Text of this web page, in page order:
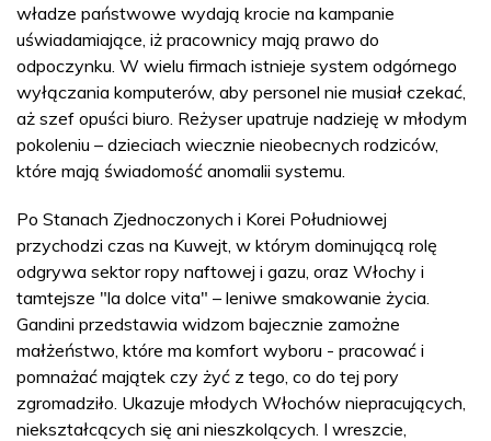
władze państwowe wydają krocie na kampanie
uświadamiające, iż pracownicy mają prawo do
odpoczynku. W wielu firmach istnieje system odgórnego
wyłączania komputerów, aby personel nie musiał czekać,
aż szef opuści biuro. Reżyser upatruje nadzieję w młodym
pokoleniu – dzieciach wiecznie nieobecnych rodziców,
które mają świadomość anomalii systemu.
Po Stanach Zjednoczonych i Korei Południowej
przychodzi czas na Kuwejt, w którym dominującą rolę
odgrywa sektor ropy naftowej i gazu, oraz Włochy i
tamtejsze "la dolce vita" – leniwe smakowanie życia.
Gandini przedstawia widzom bajecznie zamożne
małżeństwo, które ma komfort wyboru - pracować i
pomnażać majątek czy żyć z tego, co do tej pory
zgromadziło. Ukazuje młodych Włochów niepracujących,
niekształcących się ani nieszkolących. I wreszcie,